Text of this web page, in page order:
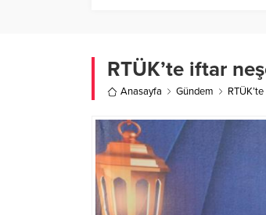
RTÜK’te iftar
Anasayfa Gündem